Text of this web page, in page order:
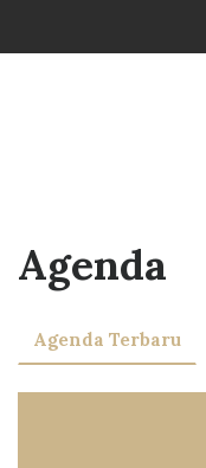
Agenda
Agenda Terbaru